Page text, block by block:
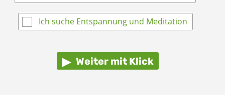
Ich suche Entspannung und Meditation
Weiter mit Klick